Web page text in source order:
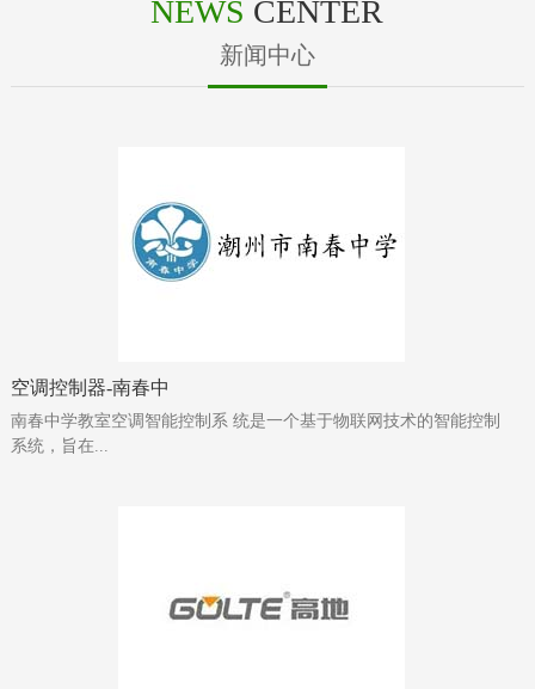
NEWS CENTER
新闻中心
空调控制器-南春中
南春中学教室空调智能控制系 统是一个基于物联网技术的智能控制
系统，旨在...